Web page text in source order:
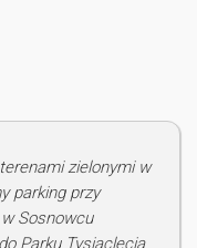
zielonymi w
parking przy
Sosnowcu
Parku Tysiąclecia